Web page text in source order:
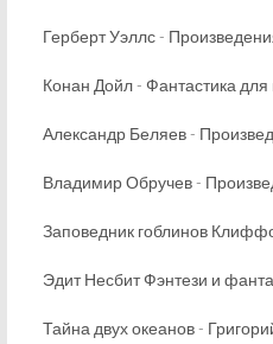
Герберт Уэллс -
Конан Дойл - Фантастика для
Александр Беляев -
Владимир Обручев -
Заповедник гоблинов
Эдит Несбит Фэнтези и
Тайна двух океанов -